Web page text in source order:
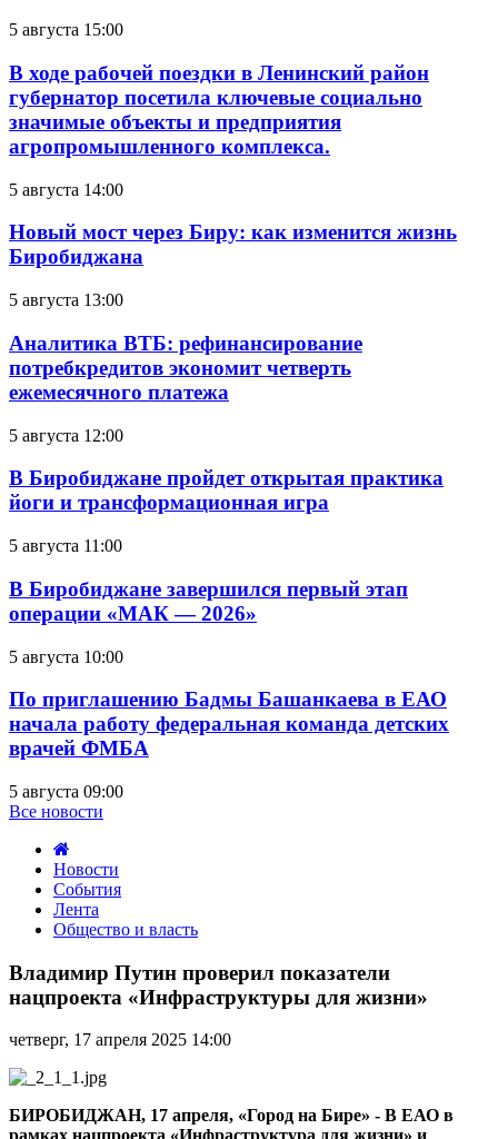
5 августа 15:00
В ходе рабочей поездки в Ленинский район
губернатор посетила ключевые социально
значимые объекты и предприятия
агропромышленного комплекса.
5 августа 14:00
Новый мост через Биру: как изменится жизнь
Биробиджана
5 августа 13:00
Аналитика ВТБ: рефинансирование
потребкредитов экономит четверть
ежемесячного платежа
5 августа 12:00
В Биробиджане пройдет открытая практика
йоги и трансформационная игра
5 августа 11:00
В Биробиджане завершился первый этап
операции «МАК — 2026»
5 августа 10:00
По приглашению Бадмы Башанкаева в ЕАО
начала работу федеральная команда детских
врачей ФМБА
5 августа 09:00
Все новости
Новости
События
Лента
Общество и власть
Путин
проверил
показатели
«Инфраструктуры
для
жизни»
Владимир Путин проверил показатели
нацпроекта «Инфраструктуры для жизни»
четверг, 17 апреля 2025 14:00
БИРОБИДЖАН, 17 апреля, «Город на Бире» - В ЕАО в